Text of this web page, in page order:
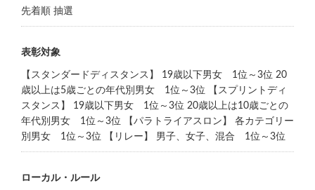
先着順 抽選
表彰対象
【スタンダードディスタンス】 19歳以下男女 1位～3位 20
歳以上は5歳ごとの年代別男女 1位～3位 【スプリントディ
スタンス】 19歳以下男女 1位～3位 20歳以上は10歳ごとの
年代別男女 1位～3位 【パラトライアスロン】 各カテゴリー
別男女 1位～3位 【リレー】 男子、女子、混合 1位～3位
ローカル・ルール